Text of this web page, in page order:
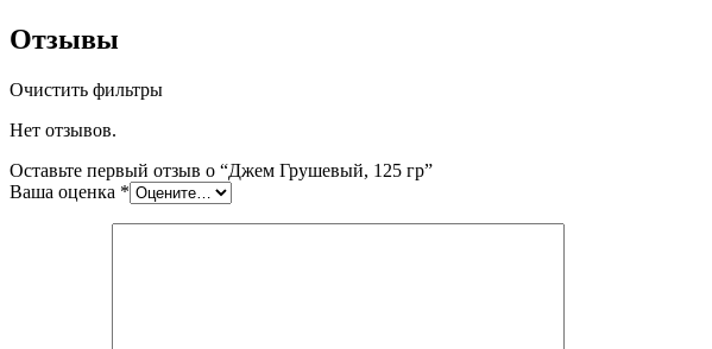
Отзывы
Очистить фильтры
Нет отзывов.
Оставьте первый отзыв о “Джем Грушевый, 125 гр”
Ваша оценка *